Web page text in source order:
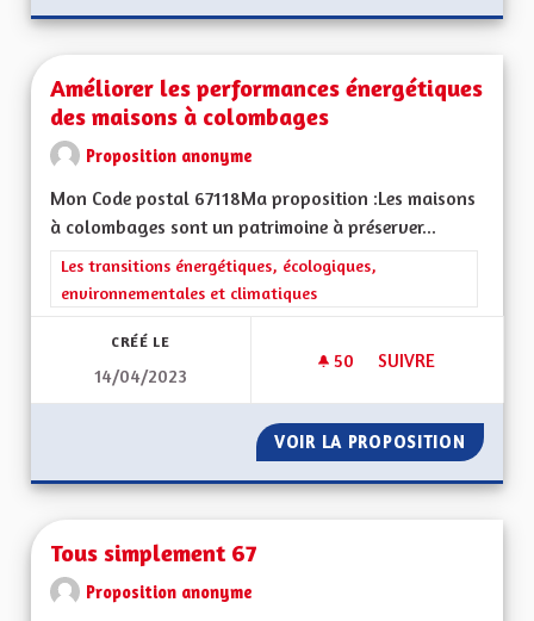
Améliorer les performances énergétiques
des maisons à colombages
Proposition anonyme
Mon Code postal 67118Ma proposition :Les maisons
à colombages sont un patrimoine à préserver...
Filtrer les résultats de la catégorie : Les transitions
Les transitions énergétiques, écologiques,
environnementales et climatiques
CRÉÉ LE
14/04/2023
50 50 ABONNÉS
SUIVRE
VOIR LA PROPOSITION
Tous simplement 67
Proposition anonyme